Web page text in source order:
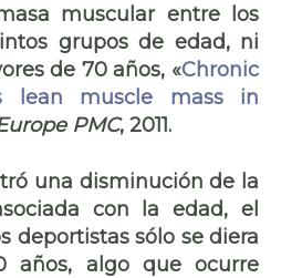
muscular entre los
grupos de edad, ni
de 70 años, «Chronic
lean muscle mass in
PMC, 2011.
una disminución de la
con la edad, el
deportistas sólo se diera
algo que ocurre